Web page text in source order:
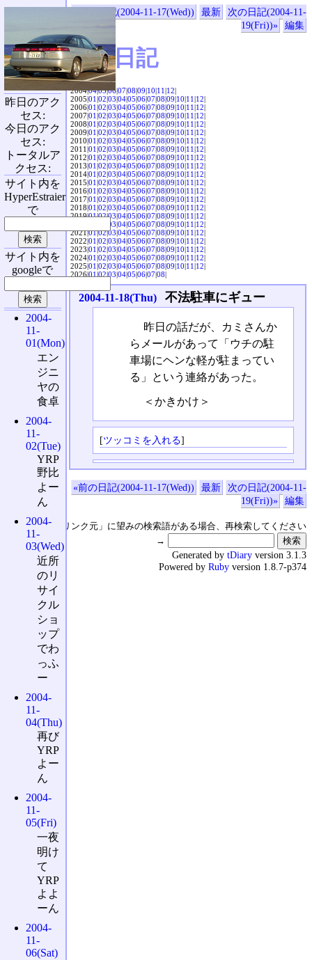
«前の日記(2004-11-17(Wed)) 最新
次の日記(2004-11-
19(Fri))»
編集
SVX日記
2004|04|05|06|07|08|09|10|11|12|
2005|01|02|03|04|05|06|07|08|09|10|11|12|
2006|01|02|03|04|05|06|07|08|09|10|11|12|
2007|01|02|03|04|05|06|07|08|09|10|11|12|
2008|01|02|03|04|05|06|07|08|09|10|11|12|
2009|01|02|03|04|05|06|07|08|09|10|11|12|
2010|01|02|03|04|05|06|07|08|09|10|11|12|
2011|01|02|03|04|05|06|07|08|09|10|11|12|
2012|01|02|03|04|05|06|07|08|09|10|11|12|
2013|01|02|03|04|05|06|07|08|09|10|11|12|
2014|01|02|03|04|05|06|07|08|09|10|11|12|
2015|01|02|03|04|05|06|07|08|09|10|11|12|
2016|01|02|03|04|05|06|07|08|09|10|11|12|
2017|01|02|03|04|05|06|07|08|09|10|11|12|
2018|01|02|03|04|05|06|07|08|09|10|11|12|
2019|01|02|03|04|05|06|07|08|09|10|11|12|
03|04|05|06|07|08|09|10|11|12|
2021|01|02|03|04|05|06|07|08|09|10|11|12|
2022|01|02|03|04|05|06|07|08|09|10|11|12|
2023|01|02|03|04|05|06|07|08|09|10|11|12|
2024|01|02|03|04|05|06|07|08|09|10|11|12|
2025|01|02|03|04|05|06|07|08|09|10|11|12|
2026|01|02|03|04|05|06|07|08|
2004-11-18(Thu) 不法駐車にギュー
昨日の話だが、カミさんか
らメールがあって「ウチの駐
車場にヘンな軽が駐まってい
る」という連絡があった。
＜かきかけ＞
[ツッコミを入れる]
«前の日記(2004-11-17(Wed)) 最新
次の日記(2004-11-
19(Fri))»
編集
↑の「本日のリンク元」に望みの検索語がある場合、再検索してください
→
昨日のアク
セス:
今日のアク
セス:
トータルア
クセス:
サイト内を
HyperEstraier
で
サイト内を
googleで
2004-
11-
01(Mon)
エン
ジニ
ヤの
食卓
2004-
11-
02(Tue)
YRP
野比
よー
ん
2004-
11-
03(Wed)
近所
のリ
サイ
クル
ショ
ップ
でわ
っふ
ー
2004-
11-
04(Thu)
再び
YRP
よー
ん
2004-
11-
05(Fri)
一夜
明け
て
YRP
よよ
ーん
2004-
11-
06(Sat)
Generated by tDiary version 3.1.3
Powered by Ruby version 1.8.7-p374